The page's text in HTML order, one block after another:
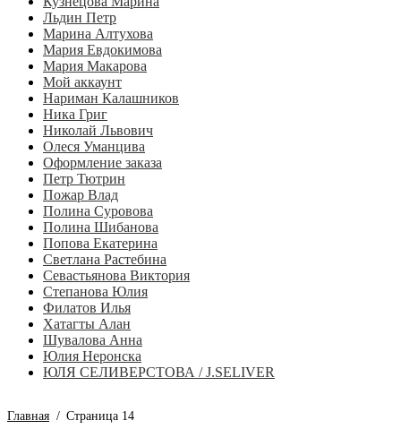
Льдин Петр
Марина Алтухова
Мария Евдокимова
Мария Макарова
Мой аккаунт
Нариман Калашников
Ника Григ
Николай Львович
Олеся Уманцива
Оформление заказа
Петр Тютрин
Пожар Влад
Полина Суровова
Полина Шибанова
Попова Екатерина
Светлана Растебина
Севастьянова Виктория
Степанова Юлия
Филатов Илья
Хатагты Алан
Шувалова Анна
Юлия Неронска
ЮЛЯ СЕЛИВЕРСТОВА / J.SELIVER
Главная / Страница 14